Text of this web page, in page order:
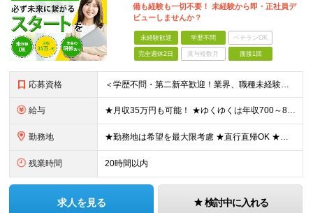
備も経験も一切不要！ 未経験から即・正社員デ
ビューしませんか？
未経験歓迎 学歴不問 ベテランOK
完全週休2日 賞与複数月 面接1回
応募資格 ＜学歴不問・第二新卒歓迎！業界、職種未経験歓迎！20代～30代活躍中＞ ★35歳以下の方（若年層の長期キャリア形成を図るため） ★フリーター・正社員未経験・社会人未経験OK ★転職回数が多い方もぜひ
給与 ★月収35万円も可能！ ★ゆくゆくは年収700～800万円も！ ★手当が多数あり ・残業手当（100％）★1分単位で支給 ・資格手当（最大月6万円） ・結婚/出産祝金（最大3万円） 【首都圏・北関東
勤務地 ★勤務地は希望を最大限考慮 ★直行直帰OK ★車通勤のエリアもあり ★研修は、下記いずれかの研修センターで行います ・東京校（東京本社とアクセスは同様） ・大阪校（大阪府大阪市中央区道修町 2-1-1
残業時間 20時間以内
求人を見る 検討中に入れる